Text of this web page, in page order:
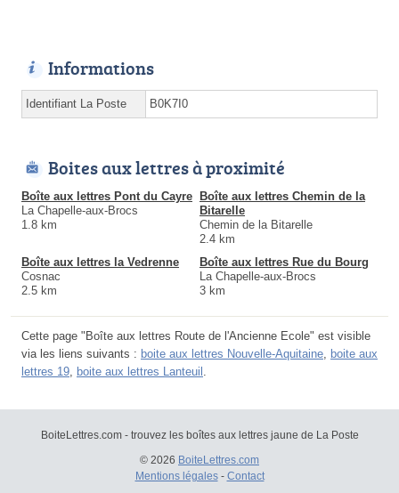
Informations
Identifiant La Poste B0K7I0
Boites aux lettres à proximité
Boîte aux lettres Pont du Cayre
La Chapelle-aux-Brocs
1.8 km
Boîte aux lettres Chemin de la
Bitarelle
Chemin de la Bitarelle
2.4 km
Boîte aux lettres la Vedrenne
Cosnac
2.5 km
Boîte aux lettres Rue du Bourg
La Chapelle-aux-Brocs
3 km
Cette page "Boîte aux lettres Route de l'Ancienne Ecole" est visible
via les liens suivants : boite aux lettres Nouvelle-Aquitaine boite aux
lettres 19 boite aux lettres Lanteuil
BoiteLettres.com - trouvez les boîtes aux lettres jaune de La Poste
© 2026 BoiteLettres.com
Mentions légales- Contact